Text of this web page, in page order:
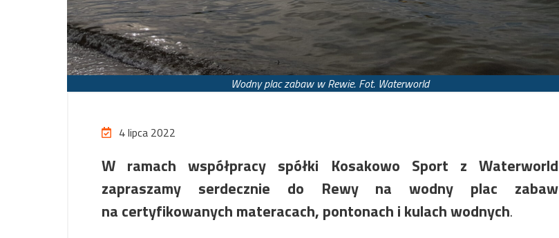
Wodny plac zabaw w Rewie. Fot. Waterworld
4 lipca 2022
W ramach współpracy spółki Kosakowo Sport z Waterworld
zapraszamy serdecznie do Rewy na wodny plac zabaw
na certyfikowanych materacach, pontonach i kulach wodnych.